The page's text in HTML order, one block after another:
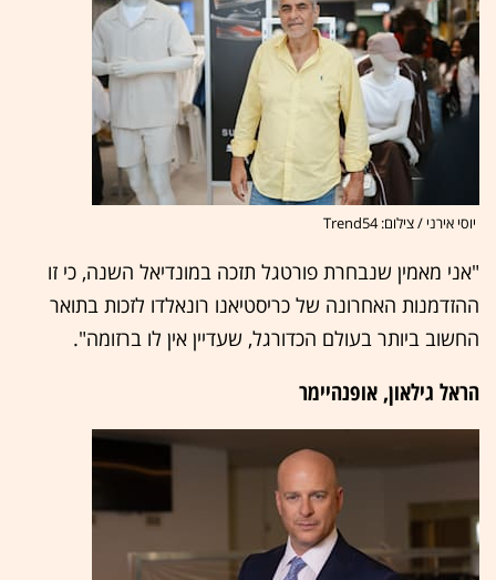
יוסי אירני / צילום: Trend54
"אני מאמין שנבחרת פורטגל תזכה במונדיאל השנה, כי זו
ההזדמנות האחרונה של כריסטיאנו רונאלדו לזכות בתואר
החשוב ביותר בעולם הכדורגל, שעדיין אין לו ברזומה".
הראל גילאון, אופנהיימר